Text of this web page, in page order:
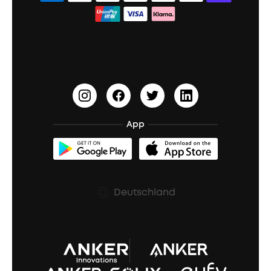
Sleep A30
A3102 Lautsprecher (in Schwarz) Rückrufaktion
Zertifizierte Refurbished-Produkte
App
Deutschland